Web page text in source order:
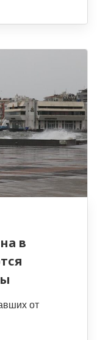
в
от